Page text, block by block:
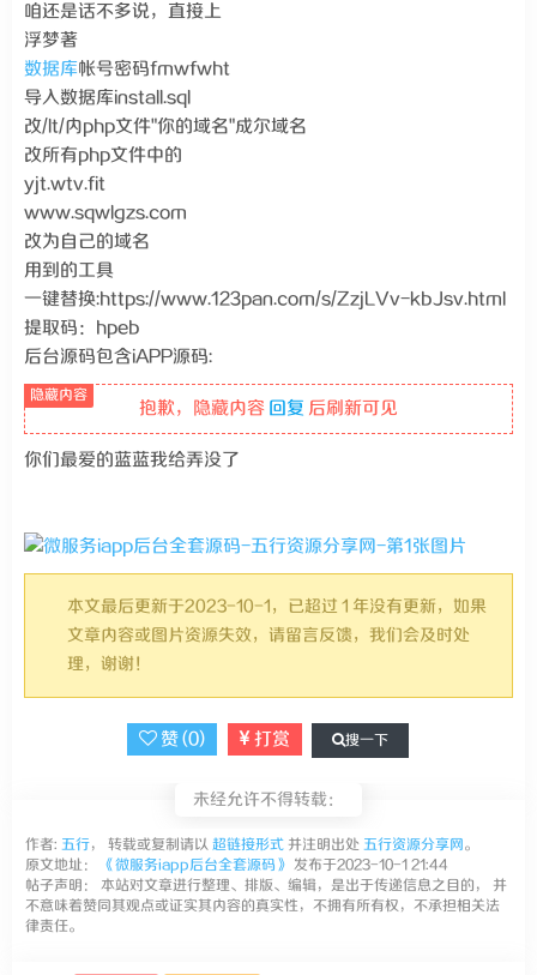
咱还是话不多说，直接上
浮梦著
数据库帐号密码fmwfwht
导入数据库install.sql
改/lt/内php文件"你的域名"成尔域名
改所有php文件中的
yjt.wtv.fit
www.sqwlgzs.com
改为自己的域名
用到的工具
一键替换:https://www.123pan.com/s/ZzjLVv-kbJsv.html
提取码：hpeb
后台源码包含iAPP源码:
抱歉，隐藏内容 回复 后刷新可见
你们最爱的蓝蓝我给弄没了
本文最后更新于2023-10-1，已超过 1 年没有更新，如果
文章内容或图片资源失效，请留言反馈，我们会及时处
理，谢谢！
赞 (0) 打赏 搜一下
未经允许不得转载：
作者: 五行， 转载或复制请以 超链接形式 并注明出处 五行资源分享网。
原文地址：
《微服务iapp后台全套源码》 发布于2023-10-1 21:44
帖子声明： 本站对文章进行整理、排版、编辑，是出于传递信息之目的， 并
不意味着赞同其观点或证实其内容的真实性，不拥有所有权，不承担相关法
律责任。